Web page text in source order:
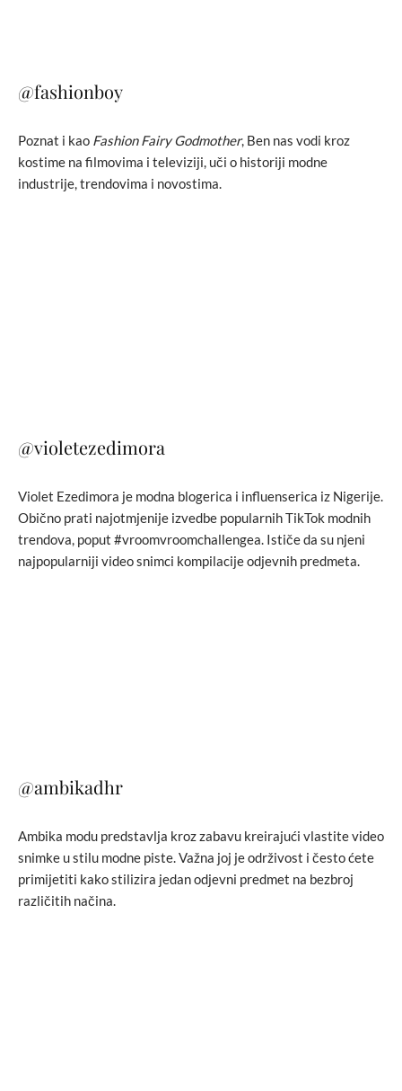
@fashionboy
Poznat i kao Fashion Fairy Godmother, Ben nas vodi kroz
kostime na filmovima i televiziji, uči o historiji modne
industrije, trendovima i novostima.
@violetezedimora
Violet Ezedimora je modna blogerica i influenserica iz Nigerije.
Obično prati najotmjenije izvedbe popularnih TikTok modnih
trendova, poput #vroomvroomchallengea. Ističe da su njeni
najpopularniji video snimci kompilacije odjevnih predmeta.
@ambikadhr
Ambika modu predstavlja kroz zabavu kreirajući vlastite video
snimke u stilu modne piste. Važna joj je održivost i često ćete
primijetiti kako stilizira jedan odjevni predmet na bezbroj
različitih načina.